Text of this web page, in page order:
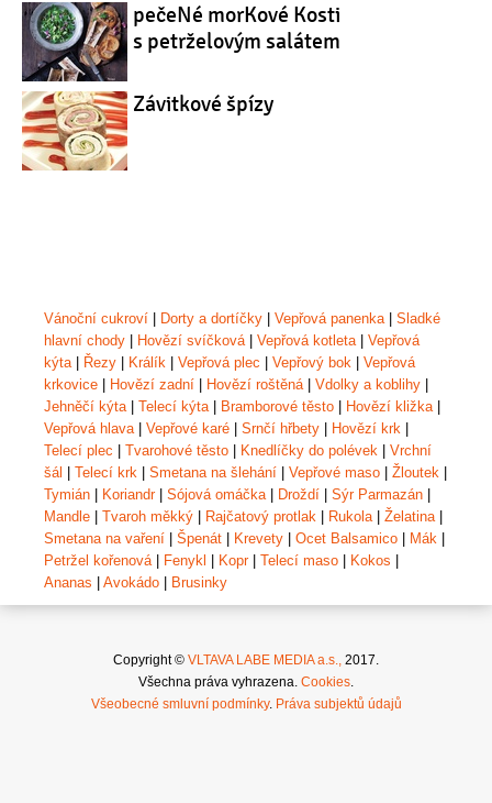
pečeNé morKové Kosti
s petrželovým salátem
Závitkové špízy
Vánoční cukroví Dorty a dortíčky Vepřová panenka| Sladké
hlavní chody
Hovězí svíčková| Vepřová kotleta| Vepřová
kýta| Řezy Králík Vepřová plec Vepřový bok
Vepřová
krkovice
Hovězí zadní Hovězí roštěná| Vdolky a koblihy
Jehněčí kýta| Telecí kýta| Bramborové těsto Hovězí kližka|
Vepřová hlava| Vepřové karé Srnčí hřbety Hovězí krk
Telecí plec
Tvarohové těsto Knedlíčky do polévek
Vrchní
šál
Telecí krk Smetana na šlehání Vepřové maso Žloutek
Tymián
Koriandr| Sójová omáčka| Droždí Sýr Parmazán
Mandle
Tvaroh měkký Rajčatový protlak Rukola| Želatina|
Smetana na vaření
Špenát Krevety Ocet Balsamico Mák
Petržel kořenová| Fenykl Kopr| Telecí maso Kokos
Ananas
Avokádo Brusinky
Copyright © VLTAVA LABE MEDIA a.s., 2017.
Všechna práva vyhrazena. Cookies.
Všeobecné smluvní podmínky. Práva subjektů údajů